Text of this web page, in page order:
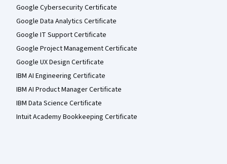
Google Cybersecurity Certificate
Google Data Analytics Certificate
Google IT Support Certificate
Google Project Management Certificate
Google UX Design Certificate
IBM AI Engineering Certificate
IBM AI Product Manager Certificate
IBM Data Science Certificate
Intuit Academy Bookkeeping Certificate